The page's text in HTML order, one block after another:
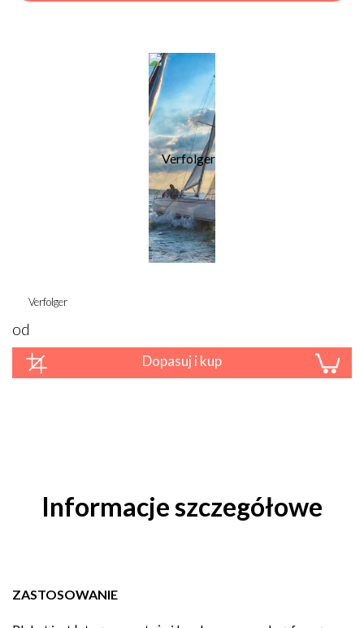
Verfolger
od
Dopasuj i kup
Informacje szczegółowe
ZASTOSOWANIE